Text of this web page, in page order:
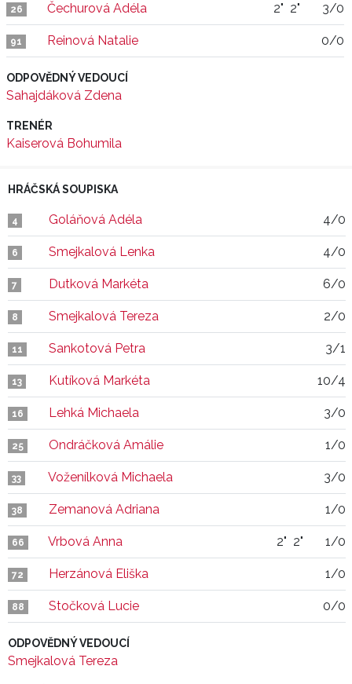
26 Čechurová Adéla 2" 2" 3/0
91 Reinová Natalie 0/0
ODPOVĚDNÝ VEDOUCÍ
Sahajdáková Zdena
TRENÉR
Kaiserová Bohumila
HRÁČSKÁ SOUPISKA
4 Goláňová Adéla 4/0
6 Smejkalová Lenka 4/0
7 Dutková Markéta 6/0
8 Smejkalová Tereza 2/0
11 Sankotová Petra 3/1
13 Kutíková Markéta 10/4
16 Lehká Michaela 3/0
25 Ondráčková Amálie 1/0
33 Voženílková Michaela 3/0
38 Zemanová Adriana 1/0
66 Vrbová Anna 2" 2" 1/0
72 Herzánová Eliška 1/0
88 Stočková Lucie 0/0
ODPOVĚDNÝ VEDOUCÍ
Smejkalová Tereza